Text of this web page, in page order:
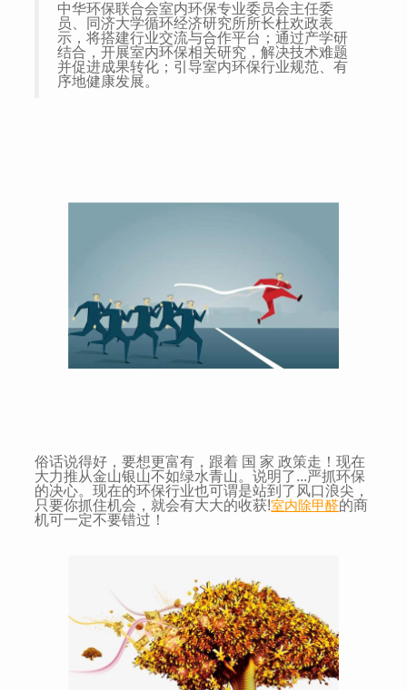
中华环保联合会室内环保专业委员会主任委
员、同济大学循环经济研究所所长杜欢政表
示，将搭建行业交流与合作平台；通过产学研
结合，开展室内环保相关研究，解决技术难题
并促进成果转化；引导室内环保行业规范、有
序地健康发展。
俗话说得好，要想更富有，跟着 国 家 政策走！现在
大力推从金山银山不如绿水青山。说明了...严抓环保
的决心。现在的环保行业也可谓是站到了风口浪尖，
只要你抓住机会，就会有大大的收获!室内除甲醛的商
机可一定不要错过！